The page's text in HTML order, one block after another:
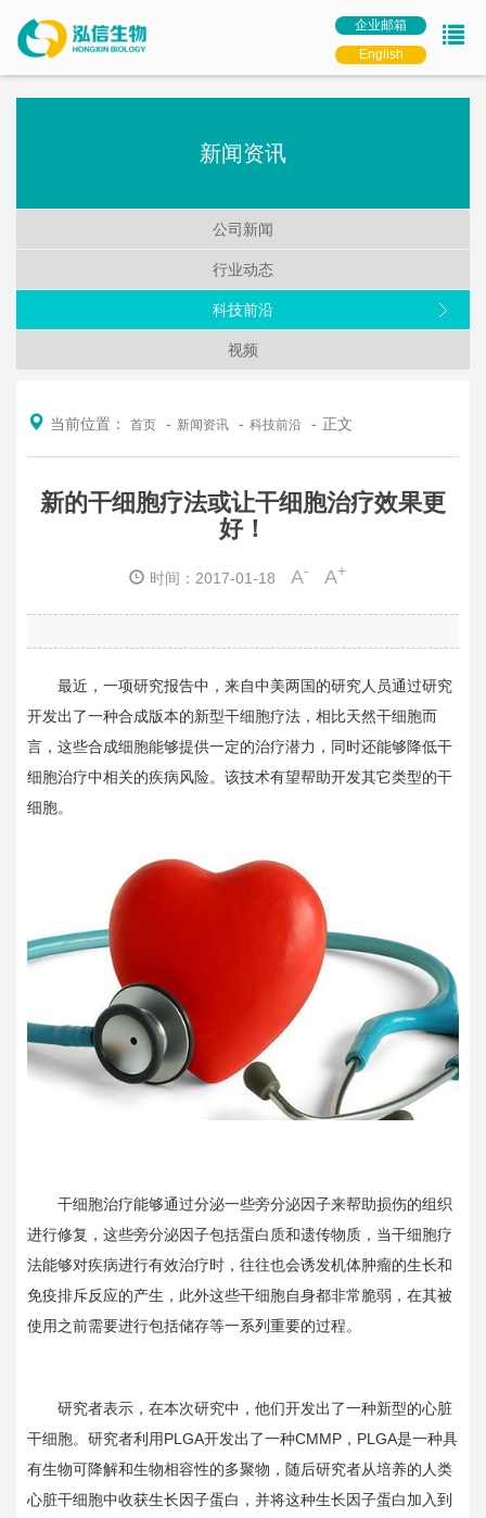
企业邮箱
English
新闻资讯
公司新闻
行业动态
科技前沿
视频
当前位置： 首页 新闻资讯 科技前沿 正文
新的干细胞疗法或让干细胞治疗效果更
好！
时间：2017-01-18 A- A+
最近，一项研究报告中，来自中美两国的研究人员通过研究
开发出了一种合成版本的新型干细胞疗法，相比天然干细胞而
言，这些合成细胞能够提供一定的治疗潜力，同时还能够降低干
细胞治疗中相关的疾病风险。该技术有望帮助开发其它类型的干
细胞。
干细胞治疗能够通过分泌一些旁分泌因子来帮助损伤的组织
进行修复，这些旁分泌因子包括蛋白质和遗传物质，当干细胞疗
法能够对疾病进行有效治疗时，往往也会诱发机体肿瘤的生长和
免疫排斥反应的产生，此外这些干细胞自身都非常脆弱，在其被
使用之前需要进行包括储存等一系列重要的过程。
研究者表示，在本次研究中，他们开发出了一种新型的心脏
干细胞。研究者利用PLGA开发出了一种CMMP ， PLGA是一种具
有生物可降解和生物相容性的多聚物，随后研究者从培养的人类
心脏干细胞中收获生长因子蛋白，并将这种生长因子蛋白加入到